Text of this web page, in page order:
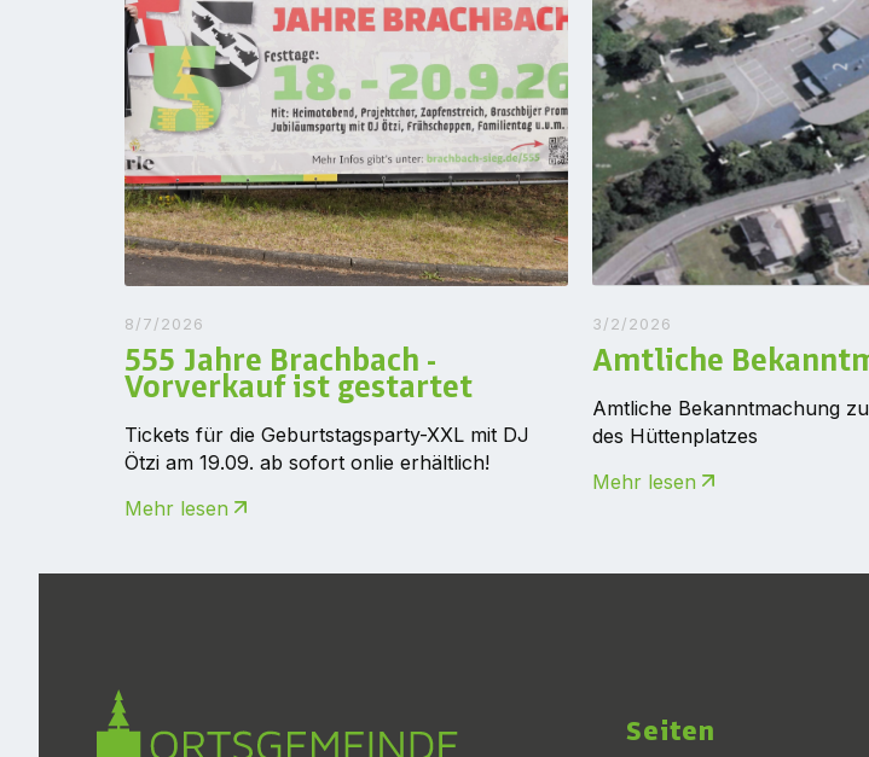
8/7/2026
555 Jahre Brachbach -
Vorverkauf ist gestartet
Tickets für die Geburtstagsparty-XXL mit DJ
Ötzi am 19.09. ab sofort onlie erhältlich!
Mehr lesen
3/2/2026
Amtliche
Amtliche Bekanntmachung
des Hüttenplatzes
Mehr lesen
Seiten